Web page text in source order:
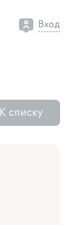
Вход
К списку